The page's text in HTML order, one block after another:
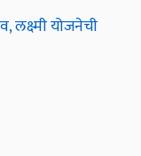
लक्ष्मी योजनेची